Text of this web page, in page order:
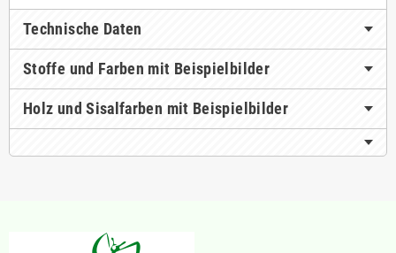
Technische Daten
Stoffe und Farben mit Beispielbilder
Holz und Sisalfarben mit Beispielbilder